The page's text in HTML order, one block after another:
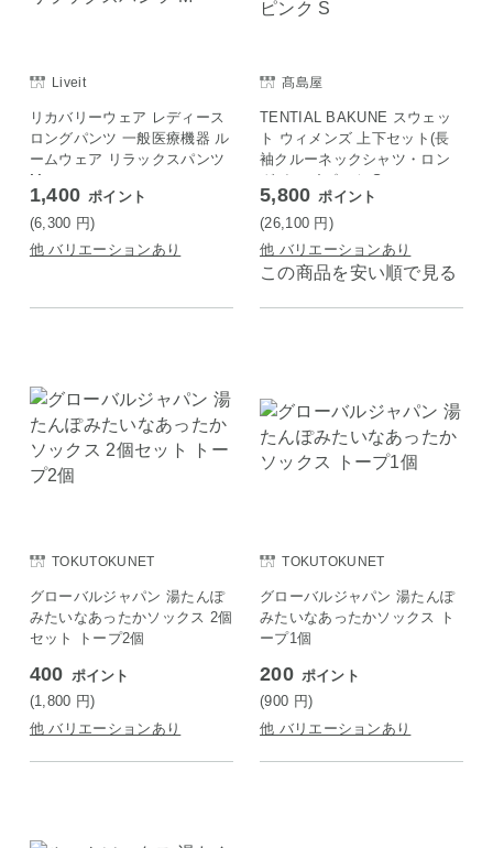
Liveit
リカバリーウェア レディース
ロングパンツ 一般医療機器 ル
ームウェア リラックスパンツ
M
1,400 ポイント
(6,300 円)
他 バリエーションあり
髙島屋
TENTIAL BAKUNE スウェッ
ト ウィメンズ 上下セット(長
袖クルーネックシャツ・ロン
グパンツ)ピンク S
5,800 ポイント
(26,100 円)
他 バリエーションあり
この商品を安い順で見る
TOKUTOKUNET
グローバルジャパン 湯たんぽ
みたいなあったかソックス 2個
セット トープ2個
400 ポイント
(1,800 円)
他 バリエーションあり
TOKUTOKUNET
グローバルジャパン 湯たんぽ
みたいなあったかソックス ト
ープ1個
200 ポイント
(900 円)
他 バリエーションあり